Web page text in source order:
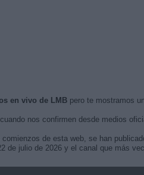
en vivo de LMBpero te mostramos
cuando nos confirmen desde medios
de esta web, se han
de julio de 2026 y el canal que más